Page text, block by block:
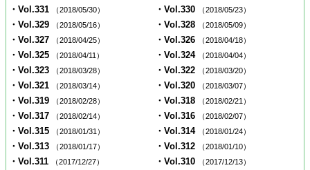
・Vol.331 （2018/05/30） ・Vol.330 （2018/05/23）
・Vol.329 （2018/05/16） ・Vol.328 （2018/05/09）
・Vol.327 （2018/04/25） ・Vol.326 （2018/04/18）
・Vol.325 （2018/04/11） ・Vol.324 （2018/04/04）
・Vol.323 （2018/03/28） ・Vol.322 （2018/03/20）
・Vol.321 （2018/03/14） ・Vol.320 （2018/03/07）
・Vol.319 （2018/02/28） ・Vol.318 （2018/02/21）
・Vol.317 （2018/02/14） ・Vol.316 （2018/02/07）
・Vol.315 （2018/01/31） ・Vol.314 （2018/01/24）
・Vol.313 （2018/01/17） ・Vol.312 （2018/01/10）
・Vol.311 （2017/12/27） ・Vol.310 （2017/12/13）